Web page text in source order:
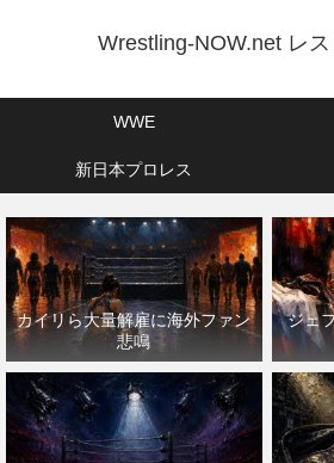
Wrestling-NOW.net レ
WWE
新日本プロレス
カイリら大量解雇に海外ファン
悲鳴
ジェ